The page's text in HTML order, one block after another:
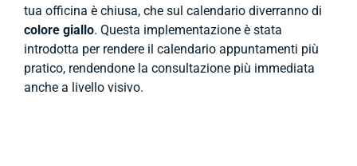
tua officina è chiusa, che sul calendario diverranno di
colore giallo. Questa implementazione è stata
introdotta per rendere il calendario appuntamenti più
pratico, rendendone la consultazione più immediata
anche a livello visivo.